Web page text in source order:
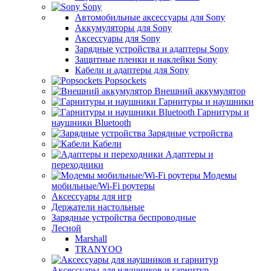
Sony
Автомобильные аксессуары для Sony
Аккумуляторы для Sony
Аксессуары для Sony
Зарядные устройства и адаптеры Sony
Защитные пленки и наклейки Sony
Кабели и адаптеры для Sony
Popsockets
Внешний аккумулятор
Гарнитуры и наушники
Гарнитуры и
наушники Bluetooth
Зарядные устройства
Кабели
Адаптеры и
переходники
Модемы
мобильные/Wi-Fi роутеры
Аксессуары для игр
Держатели настольные
Зарядные устройства беспроводные
Лесной
Marshall
TRANYOO